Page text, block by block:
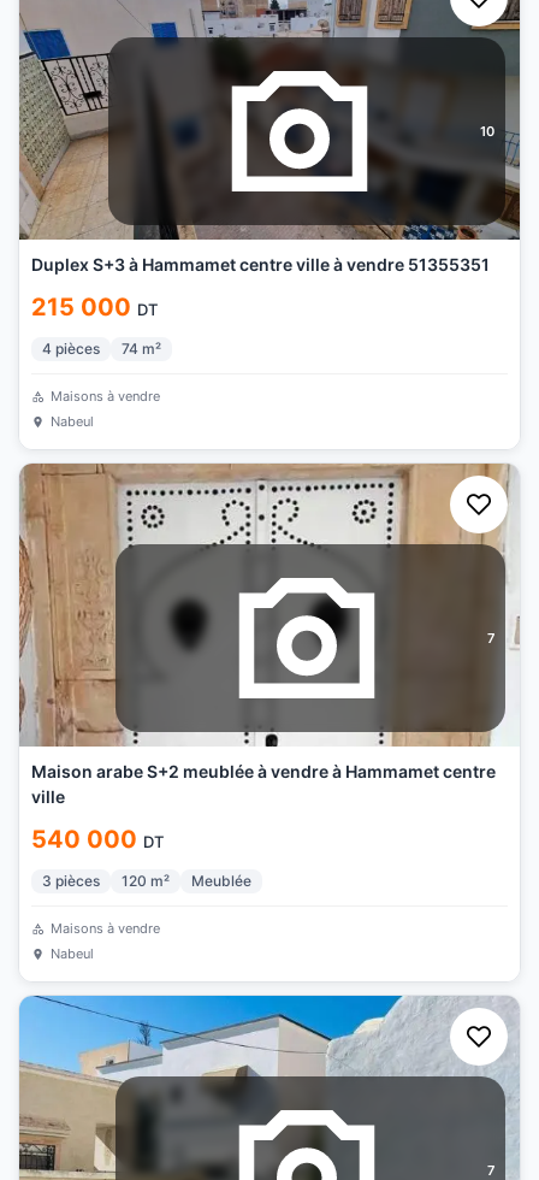
10
Duplex S+3 à Hammamet centre ville à vendre 51355351
215 000 DT
4 pièces 74 m²
Maisons à vendre
Nabeul
7
Maison arabe S+2 meublée à vendre à Hammamet centre
ville
540 000 DT
3 pièces 120 m² Meublée
Maisons à vendre
Nabeul
7